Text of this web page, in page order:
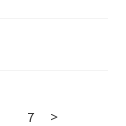
7 >